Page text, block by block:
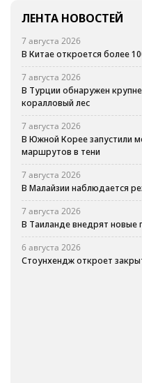
ЛЕНТА НОВОСТЕЙ
7 августа 2026
В Китае откроется более
7 августа 2026
В Турции обнаружен
коралловый лес
7 августа 2026
В Южной Корее запустили
маршрутов в тени
7 августа 2026
В Малайзии наблюдается
7 августа 2026
В Таиланде внедрят новые
6 августа 2026
Стоунхендж откроет